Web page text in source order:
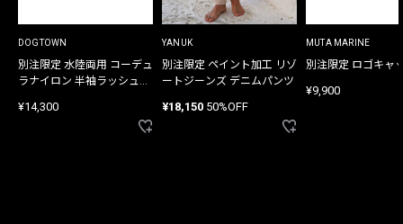
DOGTOWN
別注限定 水陸両用 コーデュ
ラナイロン 半袖ラッシュガ
¥14,300
YANUK
別注限定 ペイント加工 リゾ
ートジーンズ デニムパンツ
¥18,150 50%OFF
MUTA MARINE
別注限定 ロゴキャ
¥9,900